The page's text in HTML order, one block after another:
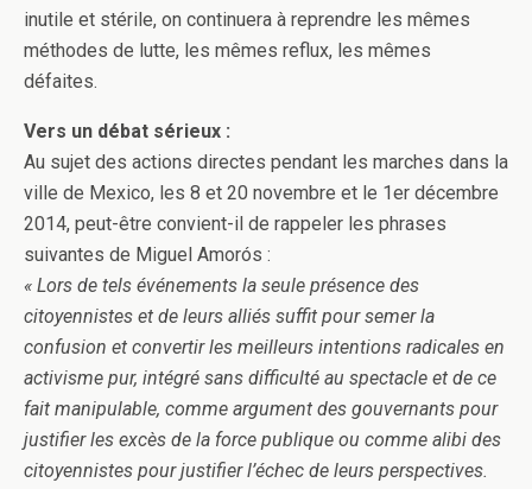
inutile et stérile, on continuera à reprendre les mêmes
méthodes de lutte, les mêmes reflux, les mêmes
défaites.
Vers un débat sérieux :
Au sujet des actions directes pendant les marches dans la
ville de Mexico, les 8 et 20 novembre et le 1er décembre
2014, peut-être convient-il de rappeler les phrases
suivantes de Miguel Amorós :
« Lors de tels événements la seule présence des
citoyennistes et de leurs alliés suffit pour semer la
confusion et convertir les meilleurs intentions radicales en
activisme pur, intégré sans difficulté au spectacle et de ce
fait manipulable, comme argument des gouvernants pour
justifier les excès de la force publique ou comme alibi des
citoyennistes pour justifier l’échec de leurs perspectives.